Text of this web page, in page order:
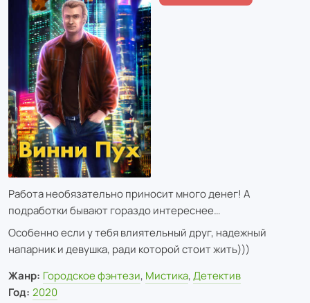
Работа необязательно приносит много денег! А
подработки бывают гораздо интереснее…
Особенно если у тебя влиятельный друг, надежный
напарник и девушка, ради которой стоит жить)))
Жанр: Городское фэнтези, Мистика,Детектив
Год: 2020